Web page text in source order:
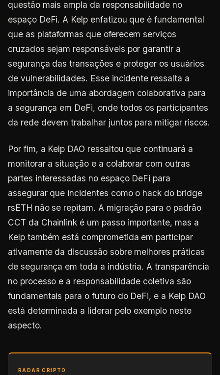
questão mais ampla da responsabilidade no
espaço DeFi. A Kelp enfatizou que é fundamental
que as plataformas que oferecem serviços
cruzados sejam responsáveis por garantir a
segurança das transações e proteger os usuários
de vulnerabilidades. Esse incidente ressalta a
importância de uma abordagem colaborativa para
a segurança em DeFi, onde todos os participantes
da rede devem trabalhar juntos para mitigar riscos.
Por fim, a Kelp DAO ressaltou que continuará a
monitorar a situação e a colaborar com outras
partes interessadas no espaço DeFi para
assegurar que incidentes como o hack do bridge
rsETH não se repitam. A migração para o padrão
CCT da Chainlink é um passo importante, mas a
Kelp também está comprometida em participar
ativamente da discussão sobre melhores práticas
de segurança em toda a indústria. A transparência
no processo e a responsabilidade coletiva são
fundamentais para o futuro do DeFi, e a Kelp DAO
está determinada a liderar pelo exemplo neste
aspecto.
RADAR CRIPTO